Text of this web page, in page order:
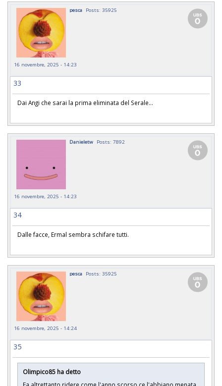
pesca Posts: 35925
16 novembre, 2025 - 14:23
33
Dai Angi che sarai la prima eliminata del Serale...
Danieletw Posts: 7892
16 novembre, 2025 - 14:23
34
Dalle facce, Ermal sembra schifare tutti.
pesca Posts: 35925
16 novembre, 2025 - 14:24
35
Olimpico85 ha detto